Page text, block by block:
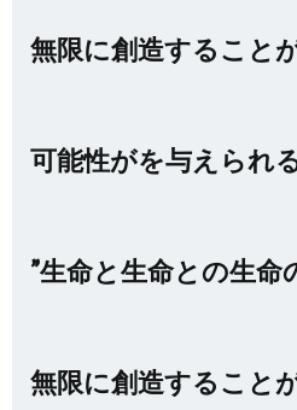
無限に創造すること
可能性がを与えられ
”生命と生命との生命
無限に創造すること